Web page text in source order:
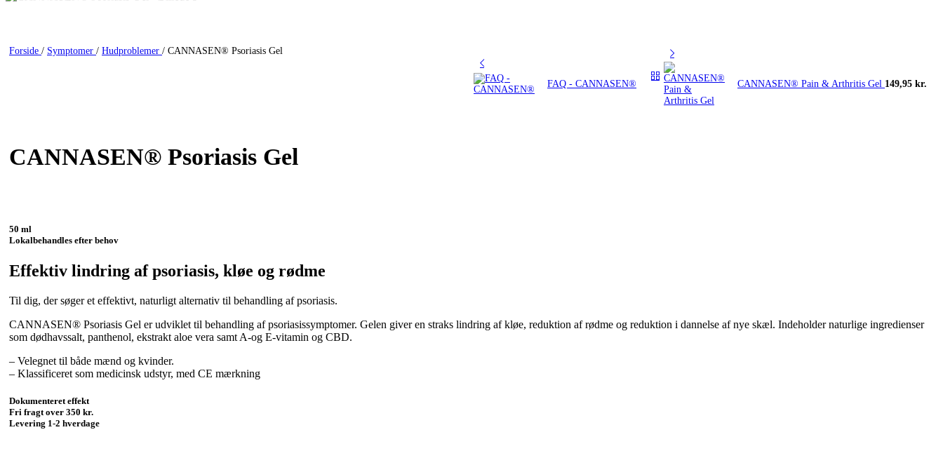
Forside / Symptomer / Hudproblemer / CANNASEN® Psoriasis Gel
FAQ - CANNASEN® CANNASEN® Pain & Arthritis Gel 149,95 kr.
CANNASEN® Psoriasis Gel
50 ml
Lokalbehandles efter behov
Effektiv lindring af psoriasis, kløe og rødme
Til dig, der søger et effektivt, naturligt alternativ til behandling af psoriasis.
CANNASEN® Psoriasis Gel er udviklet til behandling af psoriasissymptomer. Gelen giver en straks lindring af kløe, reduktion af rødme og reduktion i dannelse af nye skæl. Indeholder naturlige ingredienser
som dødhavssalt, panthenol, ekstrakt aloe vera samt A-og E-vitamin og CBD.
– Velegnet til både mænd og kvinder.
– Klassificeret som medicinsk udstyr, med CE mærkning
Dokumenteret effekt
Fri fragt over 350 kr.
Levering 1-2 hverdage